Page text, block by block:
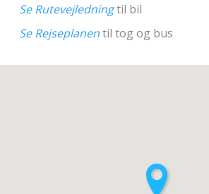
Se Rutevejledningtil bil
Se Rejseplanentil tog og bus